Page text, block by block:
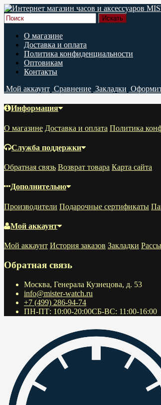
О магазине
Доставка и оплата
Политика конфиденциальности
Оптовикам
Контакты
Мой аккаунт Сравнение Закладки
Информация
О магазине Доставка и оплата Политика
Служба поддержки
Обратная связь Возврат товара Карта сайта
Дополнительно
Производители Подарочные сертификаты
Мой аккаунт
Мой аккаунт История заказов Закладки
Обратная связь
Москва, Генерала Кузнецова, д. 53
info@mister-watch.ru
+7 (499) 286-94-74
ПН-ПТ: 10:00-20:00СБ-ВС: 11:00-16:00